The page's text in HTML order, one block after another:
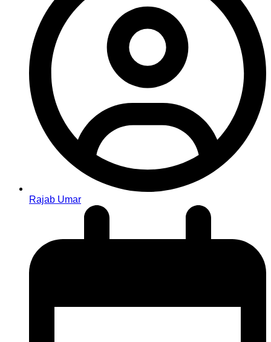
Rajab Umar